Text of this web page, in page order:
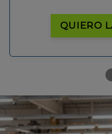
QUIERO